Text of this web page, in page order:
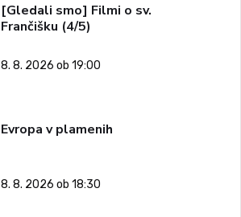
[Gledali smo] Filmi o sv.
Frančišku (4/5)
8. 8. 2026 ob 19:00
Evropa v plamenih
8. 8. 2026 ob 18:30